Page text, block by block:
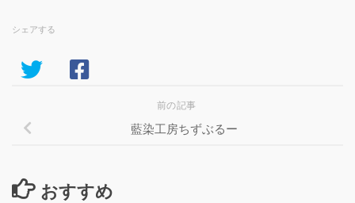
シェアする
前の記事
藍染工房ちずぶるー
おすすめ